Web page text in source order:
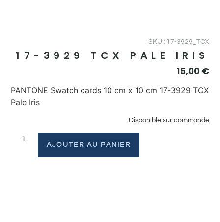
SKU : 17-3929_TCX
17-3929 TCX PALE IRIS
15,00 €
PANTONE Swatch cards 10 cm x 10 cm 17-3929 TCX
Pale Iris
Disponible sur commande
AJOUTER AU PANIER